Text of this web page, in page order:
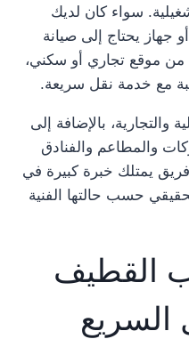
سواء كان لديك
يحتاج إلى صيانة
من موقع تجاري أو سكني،
مع خدمة نقل سريعة.
والتجارية، بالإضافة إلى
والمطاعم والفنادق
يمتلك خبرة كبيرة في
حسب حالتها الفنية
القطيف